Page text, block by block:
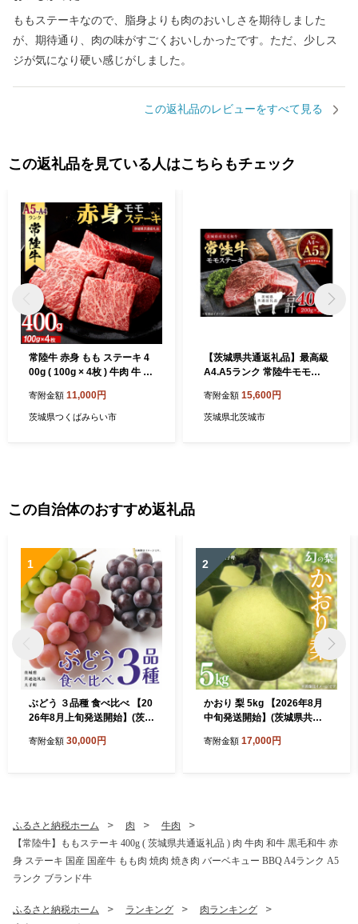
ももステーキなので、脂身よりも肉のおいしさを期待しました
が、期待通り、肉の味がすごくおいしかったです。ただ、少しス
ジが気になり硬い感じがしました。
この返礼品のレビューをすべて見る
この返礼品を見ている人はこちらもチェック
常陸牛 赤身 もも ステーキ 4
00g ( 100g × 4枚 ) 牛肉 牛 肉
和牛 国産 国産牛 ブランド牛
焼肉 焼き肉 A4 A5 (茨城県共
寄附金額 11,000円
茨城県つくばみらい市
【茨城県共通返礼品】最高級
A4.A5ランク 常陸牛モモス
【人気肉 お肉 牛肉 和牛 黒毛
和牛 国産黒毛和牛 モモ肉 ス
寄附金額 15,600円
茨城県北茨城市
この自治体のおすすめ返礼品
1
ぶどう ３品種 食べ比べ 【20
26年8月上旬発送開始】(茨城
ウ 葡萄 シャインマスカット
寄附金額 30,000円
2
かおり 梨 5kg 【2026年8月
中旬発送開始】(茨城県共通
くだもの フルーツ かおり 芳
寄附金額 17,000円
ふるさと納税ホーム 肉
牛肉
【常陸牛】ももステーキ 400g ( 茨城県共通返礼品 ) 肉 牛肉 和牛 黒毛和牛 赤
身 ステーキ 国産 国産牛 もも肉 焼肉 焼き肉 バーベキュー BBQ A4ランク A5
ランク ブランド牛
ふるさと納税ホーム ランキング
肉ランキング